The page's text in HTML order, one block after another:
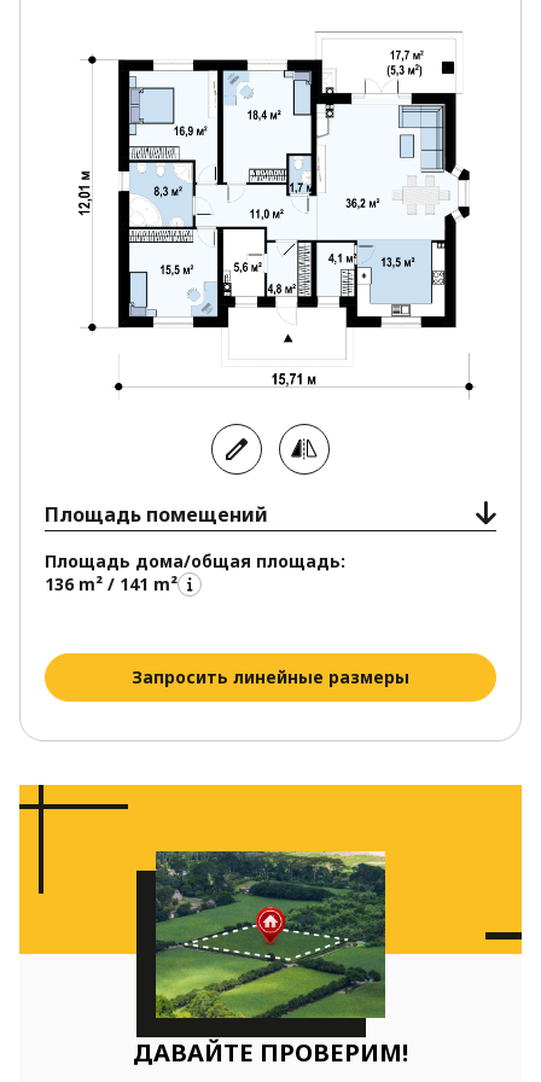
Проект приглянется сторонникам традиционных
Площадь помещений
Площадь дома/общая площадь:
136 m² / 141 m²
Запросить линейные размеры
ДАВАЙТЕ ПРОВЕРИМ!